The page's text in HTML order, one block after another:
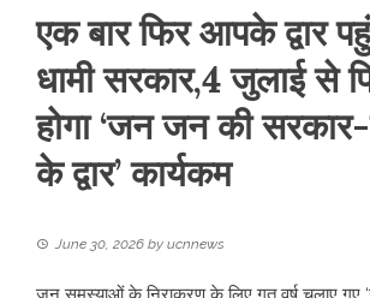
एक बार फिर आपके द्वार
धामी सरकार,4 जुलाई से
होगा ‘जन जन की
के द्वार’ कार्यकम
June 30, 2026 by ucnnews